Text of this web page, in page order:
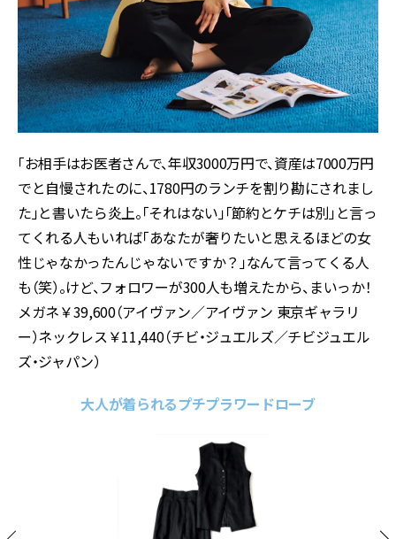
「お相手はお医者さんで、年収3000万円で、資産は7000万円
でと自慢されたのに、1780円のランチを割り勘にされまし
た」と書いたら炎上。「それはない」「節約とケチは別」と言っ
てくれる人もいれば「あなたが奢りたいと思えるほどの女
性じゃなかったんじゃないですか？」なんて言ってくる人
も（笑）。けど、フォロワーが300人も増えたから、まいっか！
メガネ￥39,600（アイヴァン／アイヴァン 東京ギャラリ
ー）ネックレス￥11,440（チビ・ジュエルズ／チビジュエル
ズ・ジャパン）
大人が着られるプチプラワードローブ